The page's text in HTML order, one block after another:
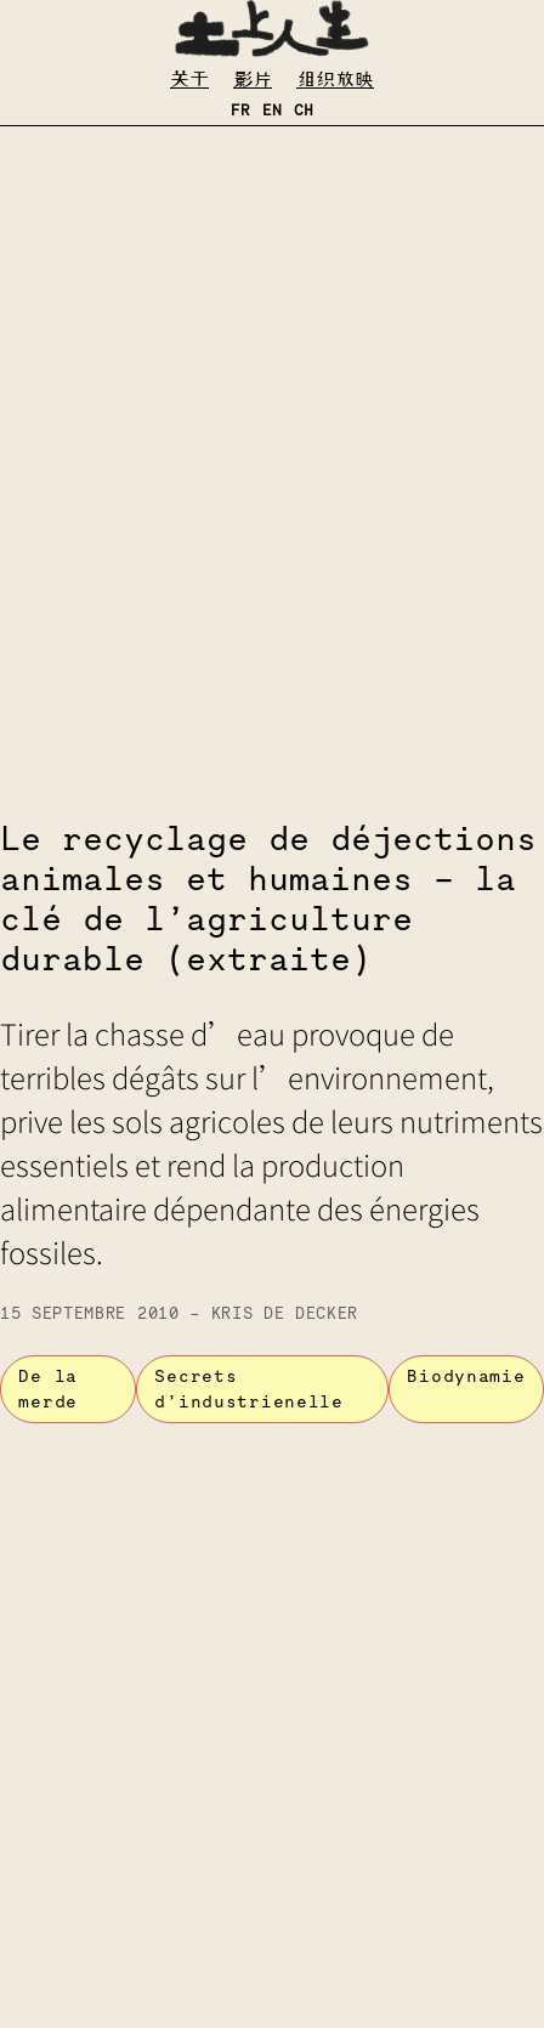
关于 影片 组织放映
FR EN CH
Le recyclage de déjections
animales et humaines - la
clé de l’agriculture
durable (extraite)
Tirer la chasse d’eau provoque de
terribles dégâts sur l’environnement,
prive les sols agricoles de leurs nutriments
essentiels et rend la production
alimentaire dépendante des énergies
fossiles.
15 SEPTEMBRE 2010 - KRIS DE DECKER
De la
merde
Secrets
d’industrienelle
Biodynamie